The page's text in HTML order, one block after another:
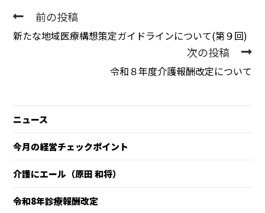
前の投稿
新たな地域医療構想策定ガイドラインについて(第９回)
次の投稿
令和８年度介護報酬改定について
ニュース
今月の経営チェックポイント
介護にエール（原田 和将）
令和8年診療報酬改定